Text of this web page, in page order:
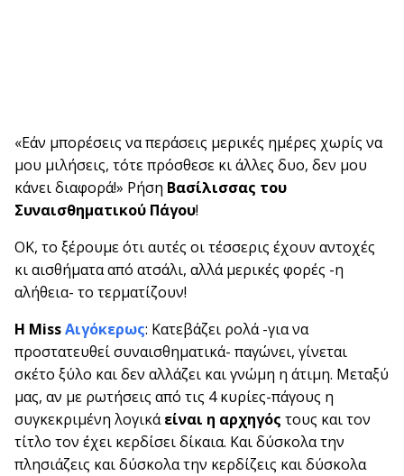
«Εάν μπορέσεις να περάσεις μερικές ημέρες χωρίς να
μου μιλήσεις, τότε πρόσθεσε κι άλλες δυο, δεν μου
κάνει διαφορά!» Ρήση Βασίλισσας του
Συναισθηματικού Πάγου!
ΟΚ, το ξέρουμε ότι αυτές οι τέσσερις έχουν αντοχές
κι αισθήματα από ατσάλι, αλλά μερικές φορές -η
αλήθεια- το τερματίζουν!
Η MissΑιγόκερως: Κατεβάζει ρολά -για να
προστατευθεί συναισθηματικά- παγώνει, γίνεται
σκέτο ξύλο και δεν αλλάζει και γνώμη η άτιμη. Μεταξύ
μας, αν με ρωτήσεις από τις 4 κυρίες-πάγους η
συγκεκριμένη λογικάείναι η αρχηγός τους και τον
τίτλο τον έχει κερδίσει δίκαια. Και δύσκολα την
πλησιάζεις και δύσκολα την κερδίζεις και δύσκολα